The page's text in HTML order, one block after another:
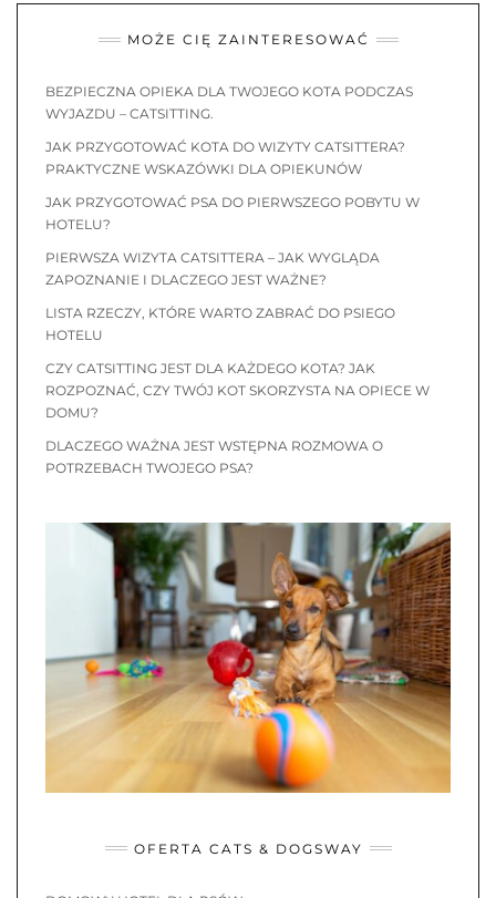
MOŻE CIĘ ZAINTERESOWAĆ
BEZPIECZNA OPIEKA DLA TWOJEGO KOTA PODCZAS
WYJAZDU – CATSITTING.
JAK PRZYGOTOWAĆ KOTA DO WIZYTY CATSITTERA?
PRAKTYCZNE WSKAZÓWKI DLA OPIEKUNÓW
JAK PRZYGOTOWAĆ PSA DO PIERWSZEGO POBYTU W
HOTELU?
PIERWSZA WIZYTA CATSITTERA – JAK WYGLĄDA
ZAPOZNANIE I DLACZEGO JEST WAŻNE?
LISTA RZECZY, KTÓRE WARTO ZABRAĆ DO PSIEGO
HOTELU
CZY CATSITTING JEST DLA KAŻDEGO KOTA? JAK
ROZPOZNAĆ, CZY TWÓJ KOT SKORZYSTA NA OPIECE W
DOMU?
DLACZEGO WAŻNA JEST WSTĘPNA ROZMOWA O
POTRZEBACH TWOJEGO PSA?
OFERTA CATS & DOGSWAY